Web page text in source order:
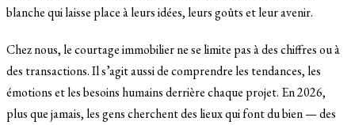
blanche qui laisse place à leurs idées, leurs goûts et leur avenir.
Chez nous, le courtage immobilier ne se limite pas à des chiffres ou à
des transactions. Il s’agit aussi de comprendre les tendances, les
émotions et les besoins humains derrière chaque projet. En 2026,
plus que jamais, les gens cherchent des lieux qui font du bien — des